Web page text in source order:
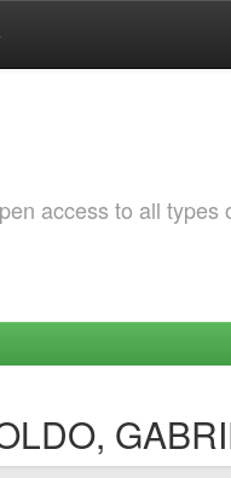
access to all